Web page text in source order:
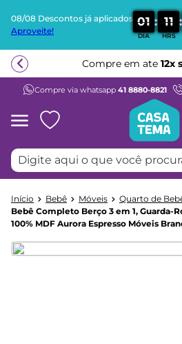
08/08 Descontos já aplicados
Aproveite!
01
DIA
: 11
HRS
:
Compre em ate 12x
Compre via whatsapp 41 8880-8821
Digite aqui o que você procura
Bebê Móveis Quarto de
Bebê Completo Berço 3 em 1, Guarda-
100% MDF Aurora Espresso Móveis
1º
guarda roupa
3º
bicama
º
escrivaninha
6º
petit
7º
cama infantil
8º
treliche
9º
berço